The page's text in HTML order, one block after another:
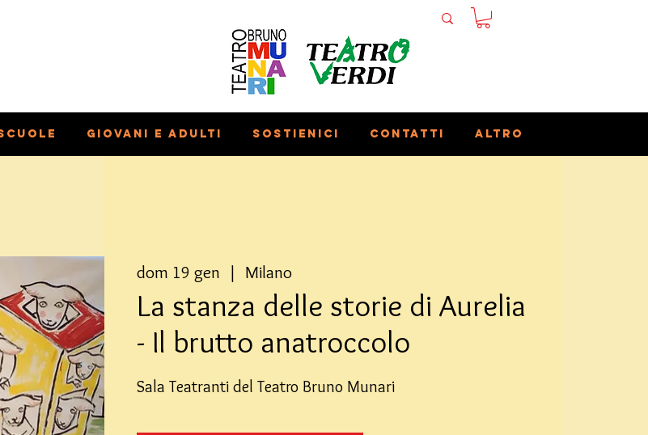
Giovani e adulti Sostienici Contatti Altro
dom 19 gen
  |
Milano
La stanza delle storie di Aurelia
- Il brutto anatroccolo
Sala Teatranti del Teatro Bruno Munari